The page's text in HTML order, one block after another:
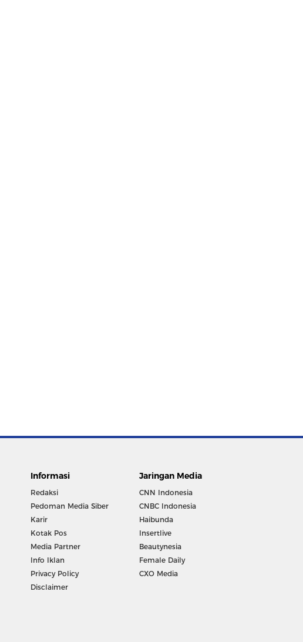
Informasi
Redaksi
Pedoman Media Siber
Karir
Kotak Pos
Media Partner
Info Iklan
Privacy Policy
Disclaimer
Jaringan Media
CNN Indonesia
CNBC Indonesia
Haibunda
Insertlive
Beautynesia
Female Daily
CXO Media